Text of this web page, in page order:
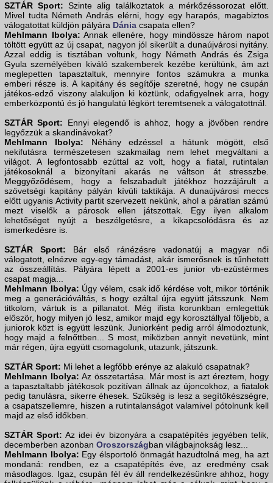
SZTÁR Sport: Szinte alig találkoztatok a mérkőzéssorozat előtt.
Mivel tudta Németh András elérni, hogy egy harapós, magabiztos
válogatottat küldjön pályára Dánia csapata ellen?
Mehlmann Ibolya: Annak ellenére, hogy mindössze három napot
töltött együtt az új csapat, nagyon jól sikerült a dunaújvárosi nyitány.
Azzal eddig is tisztában voltunk, hogy Németh András és Zsiga
Gyula személyében kiváló szakemberek kezébe kerültünk, ám azt
meglepetten tapasztaltuk, mennyire fontos számukra a munka
emberi része is. A kapitány és segítője szeretné, hogy ne csupán
játékos-edző viszony alakuljon ki köztünk, odafigyelnek arra, hogy
emberközpontú és jó hangulatú légkört teremtsenek a válogatottnál.
SZTÁR Sport: Ennyi elegendő is ahhoz, hogy a jövőben rendre
legyőzzük a skandinávokat?
Mehlmann Ibolya: Néhány edzéssel a hátunk mögött, első
nekifutásra természetesen szakmailag nem lehet megváltani a
világot. A legfontosabb ezúttal az volt, hogy a fiatal, rutintalan
játékosoknál a bizonyítani akarás ne váltson át stresszbe.
Meggyőződésem, hogy a felszabadult játékhoz hozzájárult a
szövetségi kapitány pályán kívüli taktikája. A dunaújvárosi meccs
előtt ugyanis Activity partit szervezett nekünk, ahol a páratlan számú
mezt viselők a párosok ellen játszottak. Egy ilyen alkalom
lehetőséget nyújt a beszélgetésre, a kikapcsolódásra és az
ismerkedésre is.
SZTÁR Sport: Bár első ránézésre vadonatúj a magyar női
válogatott, elnézve egy-egy támadást, akár ismerősnek is tűnhetett
az összeállítás. Pályára lépett a 2001-es junior vb-ezüstérmes
csapat magja...
Mehlmann Ibolya: Úgy vélem, csak idő kérdése volt, mikor történik
meg a generációváltás, s hogy ezáltal újra együtt játsszunk. Nem
titkolom, vártuk is a pillanatot. Még ifista korunkban emlegettük
először, hogy milyen jó lesz, amikor majd egy korosztállyal följebb, a
juniorok közt is együtt leszünk. Juniorként pedig arról álmodoztunk,
hogy majd a felnőttben... S most, miközben annyit nevetünk, mint
már régen, újra együtt csomagolunk, utazunk, játszunk.
SZTÁR Sport: Mi lehet a legfőbb erénye az alakuló csapatnak?
Mehlmann Ibolya: Az összetartása. Már most is azt éreztem, hogy
a tapasztaltabb játékosok pozitívan állnak az újoncokhoz, a fiatalok
pedig tanulásra, sikerre éhesek. Szükség is lesz a segítőkészségre,
a csapatszellemre, hiszen a rutintalanságot valamivel pótolnunk kell
majd az első időkben.
SZTÁR Sport: Az idei év bizonyára a csapatépítés jegyében telik,
decemberben azonban Oroszországban világbajnokság lesz...
Mehlmann Ibolya: Egy élsportoló önmagát hazudtolná meg, ha azt
mondaná: rendben, ez a csapatépítés éve, az eredmény csak
másodlagos. Igaz, csupán fél év áll rendelkezésünkre ahhoz, hogy